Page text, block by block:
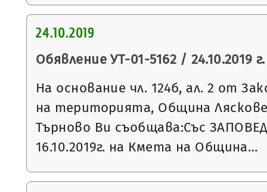
24.10.2019
Обявление УТ-01-5162 / 24.10.2019 г.
На основание чл. 124б, ал. 2 от
на територията, Община
Търново Ви съобщава:Със
16.10.2019г. на Кмета на Община…